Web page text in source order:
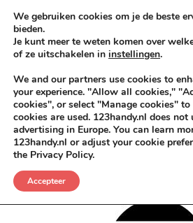
KEEP ICT
VÓÓR MÉÉR IN EIGEN
Mét Of gewoon
DGM RDAM
We gebruiken cookies om je de beste
bieden.
Je kunt meer te weten komen over
of ze uitschakelen in instellingen.
We and our partners use cookies to
your experience. "Allow all cookies,"
cookies", or select "Manage cookies"
cookies are used. 123handy.nl does
advertising in Europe. You can learn
123handy.nl or adjust your cookie
the Privacy Policy.
Accepteer